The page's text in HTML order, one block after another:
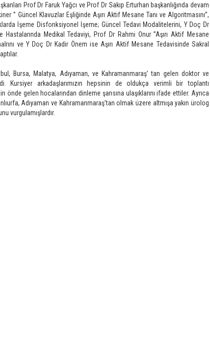
Prof Dr Faruk Yağcı ve Prof Dr Sakıp Erturhan başkanlığında devam
‘’ Güncel Klavuzlar Eşliğinde Aşırı Aktif Mesane Tanı ve Algoritmasını’’,
İşeme Disfonksiyonel İşeme; Güncel Tedavi Modalitelerini, Y Doç Dr
Hastalarında Medikal Tedaviyi, Prof Dr Rahmi Onur ’’Aşırı Aktif Mesane
ve Y Doç Dr Kadir Önem ise Aşırı Aktif Mesane Tedavisinde Sakral
Bursa, Malatya, Adıyaman, ve Kahramanmaraş’ tan gelen doktor ve
Kursiyer arkadaşlarımızın hepsinin de oldukça verimli bir toplantı
gelen hocalarından dinleme şansına ulaşıklarını ifade ettiler. Ayrıca
Adıyaman ve Kahramanmaraş’tan olmak üzere altmışa yakın ürolog
vurgulamışlardır.